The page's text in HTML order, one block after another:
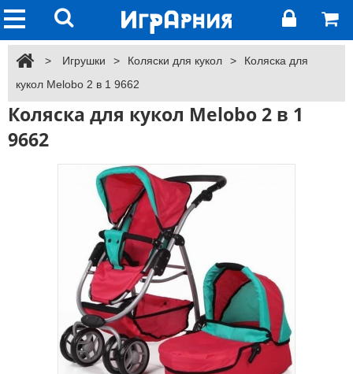
> Игрушки > Коляски для кукол >
Коляска для
кукол Melobo 2 в 1 9662
Коляска для кукол Melobo 2 в 1
9662